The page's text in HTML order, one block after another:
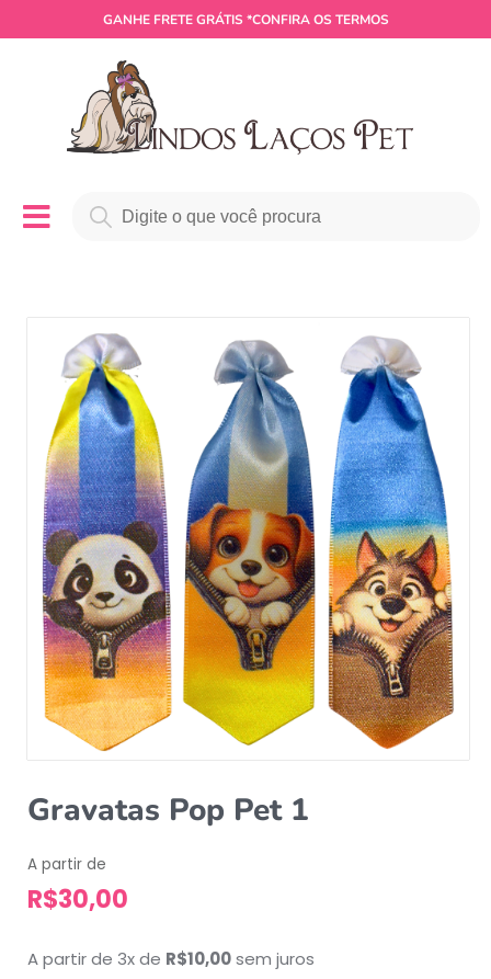
GANHE FRETE GRÁTIS *CONFIRA OS TERMOS
Gravatas Pop Pet 1
A partir de
R$30,00
A partir de 3x de R$10,00sem juros